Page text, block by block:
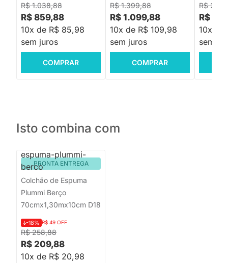
R$ 1.038,88
R$ 859,88
10x de R$ 85,98
sem juros
COMPRAR
R$ 1.399,88
R$ 1.099,88
10x de R$ 109,98
sem juros
COMPRAR
R$
R$
10x de
sem
Isto combina com
PRONTA ENTREGA
Colchão de Espuma
Plummi Berço
70cmx1,30mx10cm D18
R$ 258,88
-18% R$ 49 OFF
R$ 209,88
10x de R$ 20,98